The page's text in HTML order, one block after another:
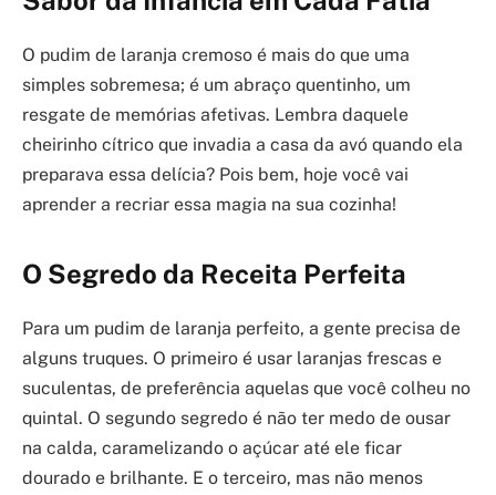
O pudim de laranja cremoso é mais do que uma
simples sobremesa; é um abraço quentinho, um
resgate de memórias afetivas. Lembra daquele
cheirinho cítrico que invadia a casa da avó quando ela
preparava essa delícia? Pois bem, hoje você vai
aprender a recriar essa magia na sua cozinha!
O Segredo da Receita Perfeita
Para um pudim de laranja perfeito, a gente precisa de
alguns truques. O primeiro é usar laranjas frescas e
suculentas, de preferência aquelas que você colheu no
quintal. O segundo segredo é não ter medo de ousar
na calda, caramelizando o açúcar até ele ficar
dourado e brilhante. E o terceiro, mas não menos